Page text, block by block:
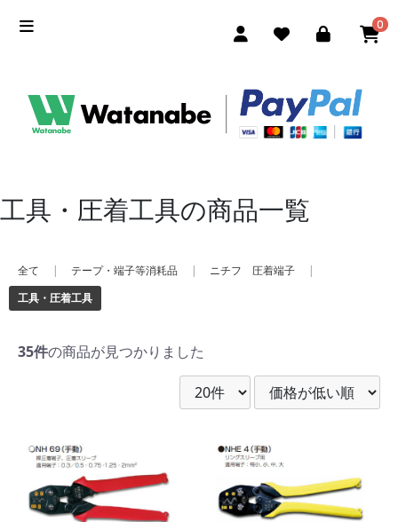
0
工具・圧着工具の商品一覧
全て | テープ・端子等消耗品 | ニチフ 圧着端子
|
工具・圧着工具
35件の商品が見つかりました